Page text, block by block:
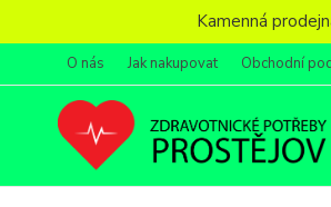
Kamenná
O nás Jak nakupovat Obchodní